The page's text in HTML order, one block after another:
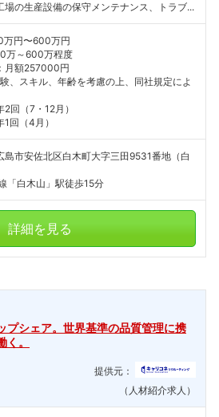
場の生産設備の保守メンテナンス、トラブ...
万円〜600万円
万～600万程度
月額257000円
、スキル、年齢を考慮の上、同社規定によ
2回（7・12月）
1回（4月）
島市安佐北区白木町大字三田9531番地（白
「白木山」駅徒歩15分
詳細を見る
プシェア。世界基準の品質管理に携
。
提供元：
（人材紹介求人）